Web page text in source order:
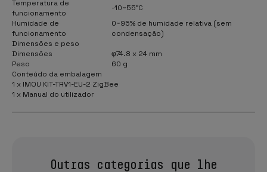
Temperatura de
funcionamento
-10~55°C
Humidade de
funcionamento
0~95% de humidade relativa (sem
condensação)
Dimensões e peso
Dimensões
φ74.8 x 24 mm
Peso
60 g
Conteúdo da embalagem
1 x IMOU KIT-TRV1-EU-2 ZigBee
1 x Manual do utilizador
Outras categorias que lhe